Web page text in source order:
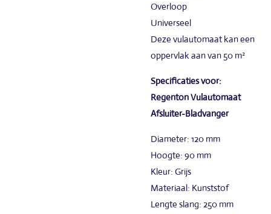
Overloop
Universeel
Deze vulautomaat kan een
oppervlak aan van 50 m²
Specificaties voor:
Regenton Vulautomaat
Afsluiter-Bladvanger
Diameter: 120 mm
Hoogte: 90 mm
Kleur: Grijs
Materiaal: Kunststof
Lengte slang: 250 mm